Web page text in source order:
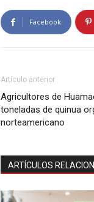
Facebook
Artículo anterior
Agricultores de
toneladas de quinua
norteamericano
ARTÍCULOS